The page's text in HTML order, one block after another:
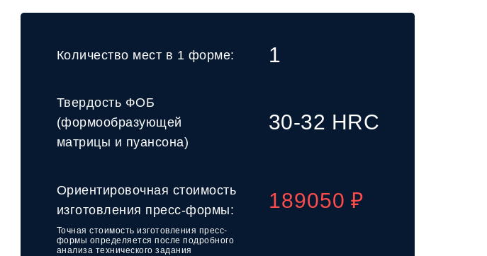
Количество мест в 1 форме: 1
Твердость ФОБ
(формообразующей
матрицы и пуансона)
30-32 HRC
Ориентировочная стоимость
изготовления пресс-формы:
Точная стоимость изготовления пресс-
формы определяется после подробного
анализа технического задания
189050 ₽